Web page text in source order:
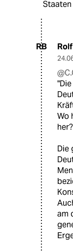
RB
Wo
her?
Die
am